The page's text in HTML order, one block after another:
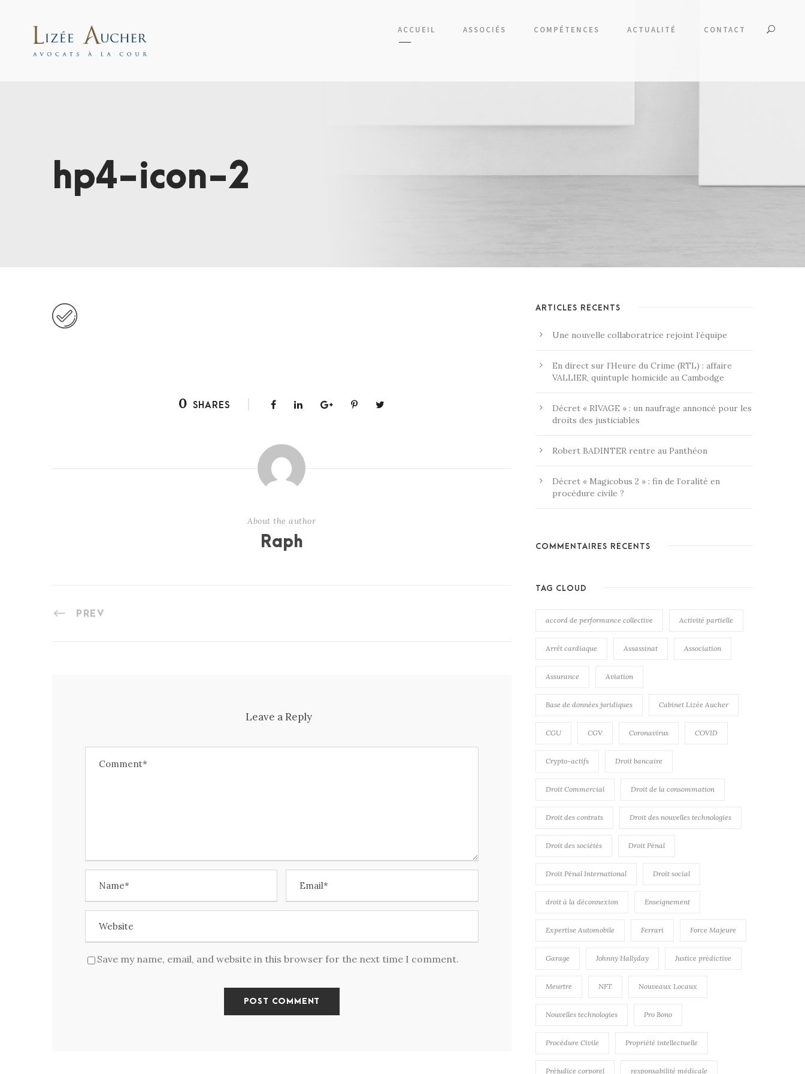
ACCUEIL ASSOCIÉS COMPÉTENCES ACTUALITÉ CONTACT
hp4-icon-2
0 SHARES
About the author
Raph
PREV
Leave a Reply
Save my name, email, and website in this browser for the next time I comment.
ARTICLES RÉCENTS
Une nouvelle collaboratrice rejoint l’équipe
En direct sur l’Heure du Crime (RTL) : affaire
VALLIER, quintuple homicide au Cambodge
Décret « RIVAGE » : un naufrage annoncé pour les
droits des justiciables
Robert BADINTER rentre au Panthéon
Décret « Magicobus 2 » : fin de l’oralité en
procédure civile ?
COMMENTAIRES RÉCENTS
TAG CLOUD
accord de performance collective Activité partielle
Arrêt cardiaque Assassinat Association
Assurance Aviation
Base de données juridiques Cabinet Lizée Aucher
CGU CGV Coronavirus COVID
Crypto-actifs Droit bancaire
Droit Commercial Droit de la consommation
Droit des contrats Droit des nouvelles technologies
Droit des sociétés Droit Pénal
Droit Pénal International Droit social
droit à la déconnexion Enseignement
Expertise Automobile Ferrari Force Majeure
Garage Johnny Hallyday Justice prédictive
Meurtre NFT Nouveaux Locaux
Nouvelles technologies Pro Bono
Procédure Civile Propriété intellectuelle
Préjudice corporel responsabilité médicale